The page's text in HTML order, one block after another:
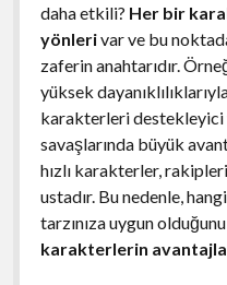
daha etkili? Her bir
yönlerivar ve bu
zaferin anahtarıdır.
yüksek
karakterleri destekleyici
savaşlarında büyük
hızlı karakterler,
ustadır. Bu nedenle,
tarzınıza uygun
karakterlerin